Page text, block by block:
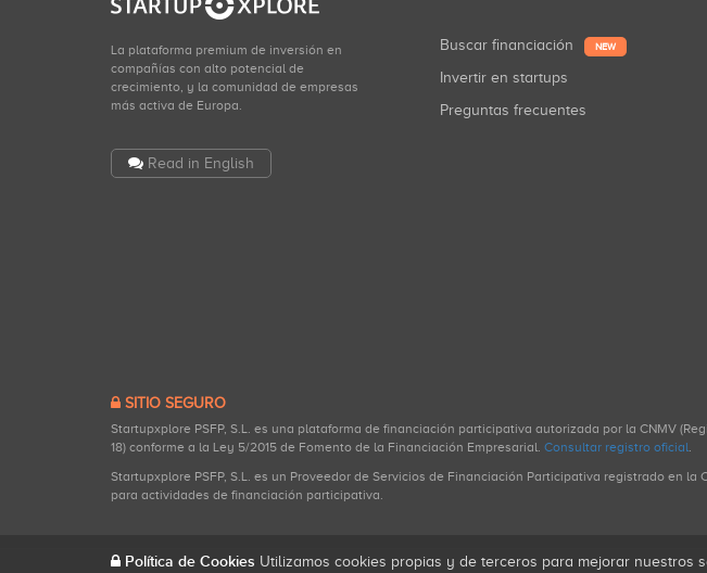
La plataforma premium de inversión en
compañías con alto potencial de
crecimiento, y la comunidad de empresas
más activa de Europa.
Read in English
Buscar financiación NEW
Invertir en startups
Preguntas frecuentes
SITIO SEGURO
Startupxplore PSFP, S.L. es una plataforma de financiación participativa autorizada por la CNMV
18) conforme a la Ley 5/2015 de Fomento de la Financiación Empresarial. Consultar registro oficial.
Startupxplore PSFP, S.L. es un Proveedor de Servicios de Financiación Participativa registrado en la
para actividades de financiación participativa.
Política de Cookies Utilizamos cookies propias y de terceros para mejorar nuestros